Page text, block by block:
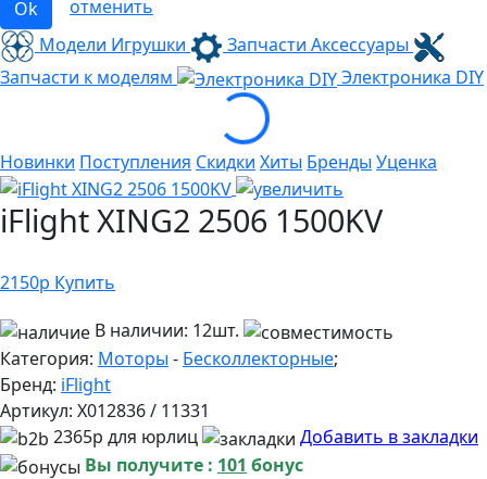
Ok
отменить
Модели Игрушки
Запчасти Аксессуары
Запчасти к моделям
Электроника DIY
Loading...
Новинки Поступления Скидки Хиты Бренды Уценка
iFlight XING2 2506 1500KV
2150р Купить
В наличии: 12шт.
Категория: Моторы - Бесколлекторные;
Бренд: iFlight
Артикул: X012836 / 11331
2365р для юрлиц
Добавить в закладки
Вы получите : 101 бонус